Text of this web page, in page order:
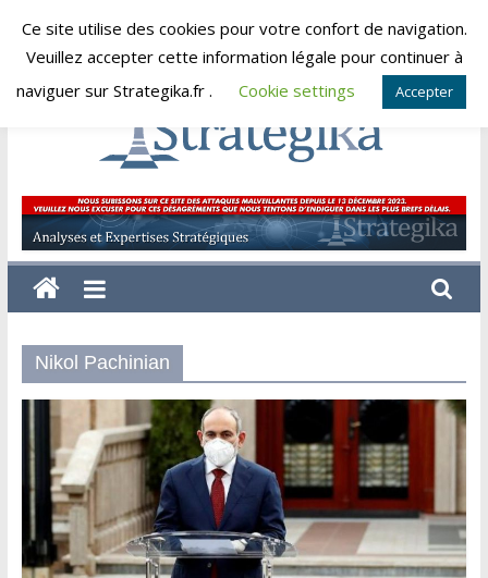
Skip
vendredi, août 7, 2026
Strategika
Expertise
et
Analyses
Nikol Pachinian
Ce site utilise des cookies pour votre confort de navigation.
Veuillez accepter cette information légale pour continuer à
naviguer sur Strategika.fr .
Cookie settings Accepter